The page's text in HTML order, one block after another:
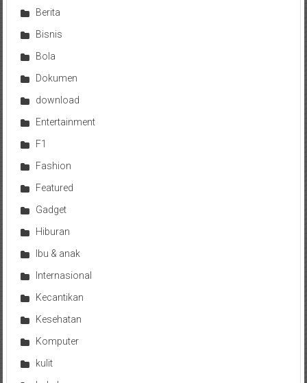
Berita
Bisnis
Bola
Dokumen
download
Entertainment
F1
Fashion
Featured
Gadget
Hiburan
Ibu & anak
Internasional
Kecantikan
Kesehatan
Komputer
kulit